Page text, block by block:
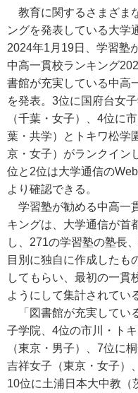
教育に関するさまざま
ングを発表している大学
2024年1月19日、学習塾
中高一貫校ランキング
書館が充実している中高
を発表。3位に国府台女
（千葉・女子）、4位に
葉・共学）とトキワ松学
京・女子）がランクイン
位と2位は大学通信の
より確認できる。
学習塾が勧める中高一
キングは、大学通信が首
し、271の学習塾の塾長
目別に独自に作成したも
してもらい、最初の一貫
ようにして集計されてい
「図書館が充実してい
子学院、4位の市川・ト
（東京・男子）、7位に
吉祥女子（東京・女子）
10位に土浦日本大中教（